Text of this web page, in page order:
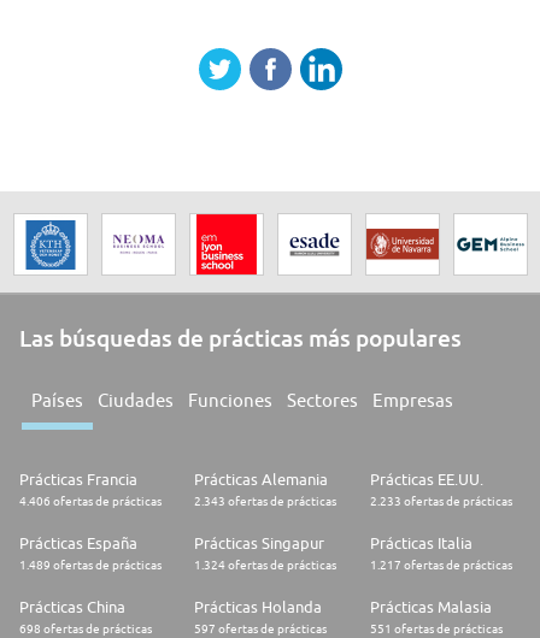
Las búsquedas de prácticas más populares
Países Ciudades Funciones Sectores Empresas
Prácticas Francia
4.406 ofertas de prácticas
Prácticas Alemania
2.343 ofertas de prácticas
Prácticas EE.UU.
2.233 ofertas de prácticas
Prácticas España
1.489 ofertas de prácticas
Prácticas Singapur
1.324 ofertas de prácticas
Prácticas Italia
1.217 ofertas de prácticas
Prácticas China
698 ofertas de prácticas
Prácticas Holanda
597 ofertas de prácticas
Prácticas Malasia
551 ofertas de prácticas